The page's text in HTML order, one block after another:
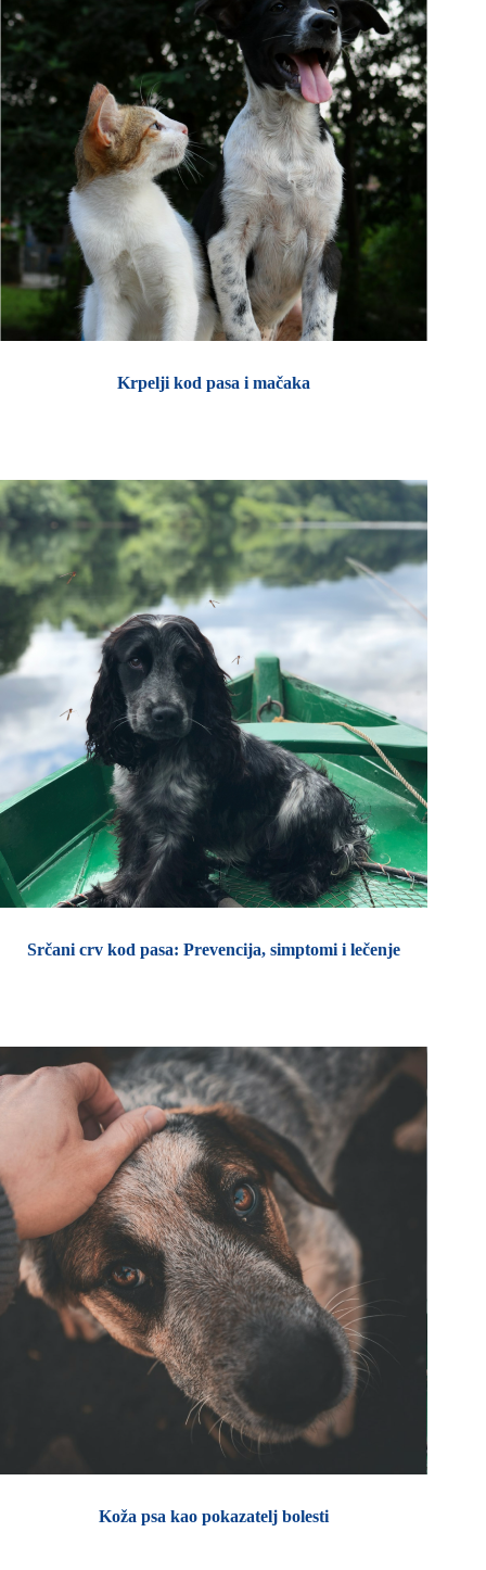
Krpelji kod pasa i mačaka
Srčani crv kod pasa: Prevencija, simptomi i lečenje
Koža psa kao pokazatelj bolesti